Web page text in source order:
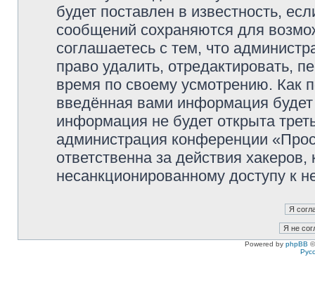
будет поставлен в известность,
сообщений сохраняются для
соглашаетесь с тем, что
право удалить, отредактировать,
время по своему усмотрению. Как
введённая вами информация
информация не будет открыта
администрация конференции
ответственна за действия
несанкционированному доступу к
Powered by phpBB